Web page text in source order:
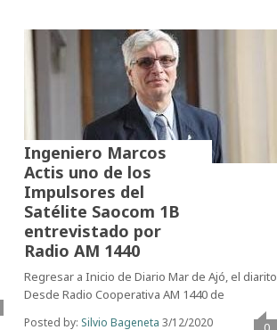
Ingeniero Marcos
Actis uno de los
Impulsores del
Satélite Saocom 1B
entrevistado por
Radio AM 1440
Regresar a Inicio de Diario Mar de Ajó, el diarito
Desde Radio Cooperativa AM 1440 de
Posted by: Silvio Bageneta 3/12/2020